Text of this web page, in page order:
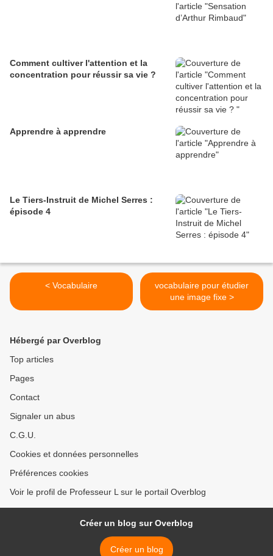
Comment cultiver l'attention et la
concentration pour réussir sa vie ?
Apprendre à apprendre
Le Tiers-Instruit de Michel Serres :
épisode 4
< Vocabulaire
vocabulaire pour étudier
une image fixe >
Hébergé par Overblog
Top articles
Pages
Contact
Signaler un abus
C.G.U.
Cookies et données personnelles
Préférences cookies
Voir le profil de Professeur L sur le portail Overblog
Créer un blog sur Overblog
Créer un blog